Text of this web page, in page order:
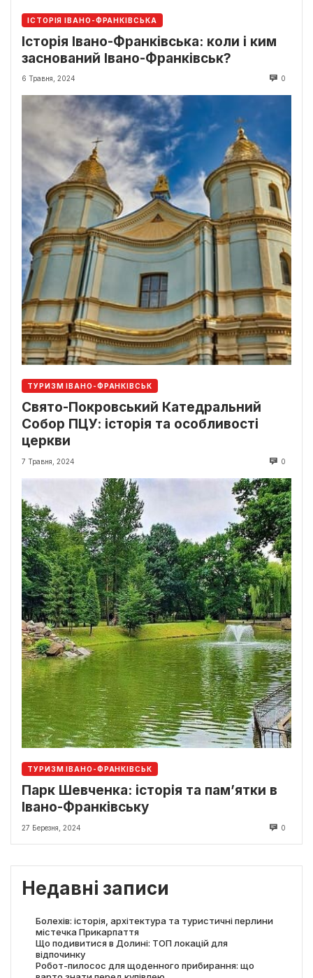
ІСТОРІЯ ІВАНО-ФРАНКІВСЬКА
Історія Івано-Франківська: коли і ким
заснований Івано-Франківськ?
6 Травня, 2024 0
ТУРИЗМ ІВАНО-ФРАНКІВСЬК
Свято-Покровський Катедральний
Собор ПЦУ: історія та особливості
церкви
7 Травня, 2024 0
ТУРИЗМ ІВАНО-ФРАНКІВСЬК
Парк Шевченка: історія та пам’ятки в
Івано-Франківську
27 Березня, 2024 0
Недавні записи
Болехів: історія, архітектура та туристичні перлини
містечка Прикарпаття
Що подивитися в Долині: ТОП локацій для
відпочинку
Робот-пилосос для щоденного прибирання: що